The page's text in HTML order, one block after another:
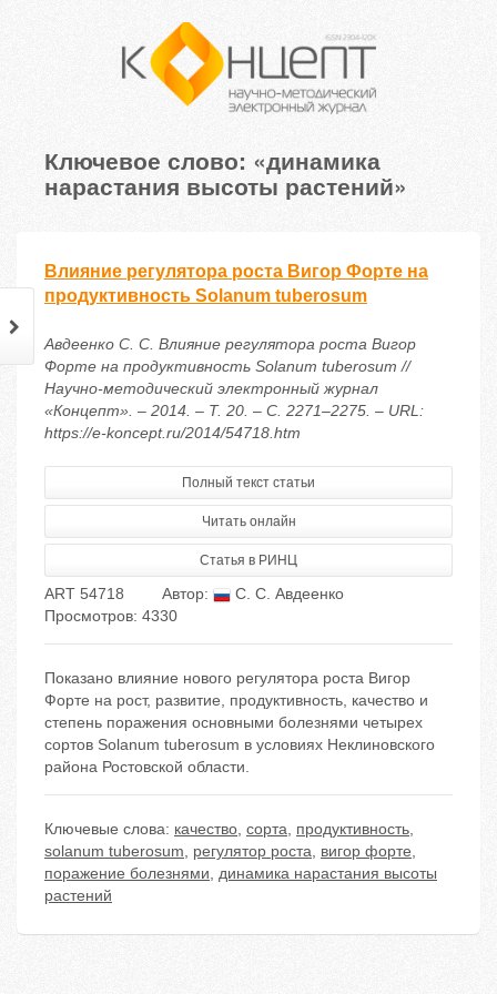
Ключевое слово: «динамика
нарастания высоты растений»
Влияние регулятора роста Вигор Форте на
продуктивность Solanum tuberosum
Авдеенко С. С. Влияние регулятора роста Вигор
Форте на продуктивность Solanum tuberosum //
Научно-методический электронный журнал
«Концепт». – 2014. – Т. 20. – С. 2271–2275. – URL:
https://e-koncept.ru/2014/54718.htm
Полный текст статьи
Читать онлайн
Статья в РИНЦ
ART 54718 Автор:
С. С. Авдеенко
Просмотров: 4330
Показано влияние нового регулятора роста Вигор
Форте на рост, развитие, продуктивность, качество и
степень поражения основными болезнями четырех
сортов Solanum tuberosum в условиях Неклиновского
района Ростовской области.
Ключевые слова: качество, сорта, продуктивность,
solanum tuberosum, регулятор роста, вигор форте,
поражение болезнями, динамика нарастания высоты
растений